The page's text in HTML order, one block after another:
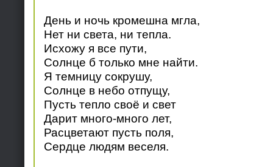
День и ночь кромешна мгла,
Нет ни света, ни тепла.
Исхожу я все пути,
Солнце б только мне найти.
Я темницу сокрушу,
Солнце в небо отпущу,
Пусть тепло своё и свет
Дарит много-много лет,
Расцветают пусть поля,
Сердце людям веселя.